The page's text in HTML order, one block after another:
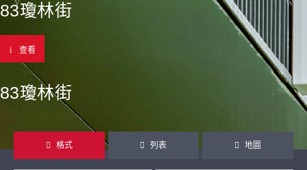
83瓊林街
查看
83瓊林街
格式 列表 地圖